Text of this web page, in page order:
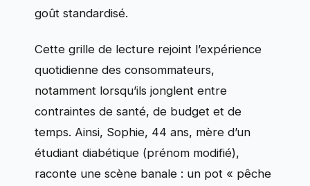
goût standardisé.
Cette grille de lecture rejoint l’expérience
quotidienne des consommateurs,
notamment lorsqu’ils jonglent entre
contraintes de santé, de budget et de
temps. Ainsi, Sophie, 44 ans, mère d’un
étudiant diabétique (prénom modifié),
raconte une scène banale : un pot « pêche